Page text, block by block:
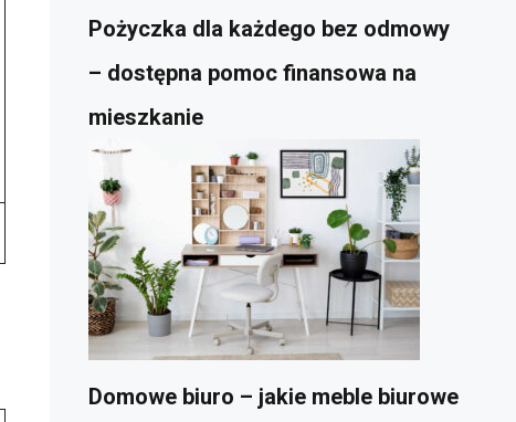
Pożyczka dla każdego bez odmowy
– dostępna pomoc finansowa na
mieszkanie
Domowe biuro – jakie meble biurowe